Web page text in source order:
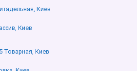
Киев
Киев
Товарная, Киев